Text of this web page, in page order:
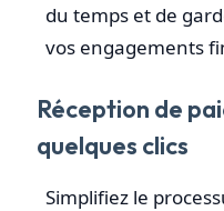
du temps et de
vos engagements
Réception de
quelques clics
Simplifiez le